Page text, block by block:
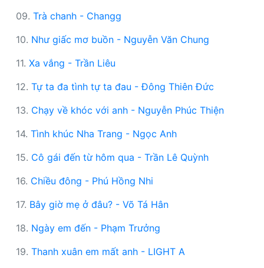
09. Trà chanh - Changg
10. Như giấc mơ buồn - Nguyễn Văn Chung
11. Xa vắng - Trần Liêu
12. Tự ta đa tình tự ta đau - Đông Thiên Đức
13. Chạy về khóc với anh - Nguyễn Phúc Thiện
14. Tình khúc Nha Trang - Ngọc Anh
15. Cô gái đến từ hôm qua - Trần Lê Quỳnh
16. Chiều đông - Phú Hồng Nhi
17. Bây giờ mẹ ở đâu? - Võ Tá Hân
18. Ngày em đến - Phạm Trưởng
19. Thanh xuân em mất anh - LIGHT A